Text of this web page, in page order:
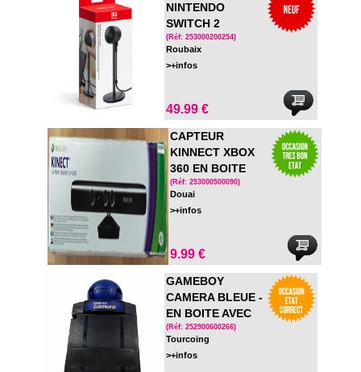
NINTENDO
SWITCH 2
(Réf: 253000200254)
Roubaix
>+infos
49.99 €
CAPTEUR
KINNECT XBOX
360 EN BOITE
(Réf: 253000500090)
Douai
>+infos
9.99 €
GAMEBOY
CAMERA BLEUE -
EN BOITE AVEC
NOTICE
(Réf: 252900600266)
Tourcoing
>+infos